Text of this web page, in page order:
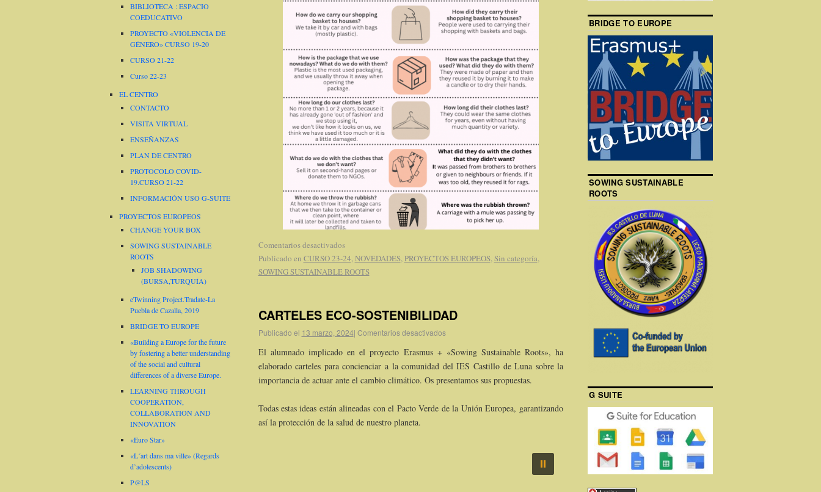
Comentarios desactivados
Publicado en CURSO 23-24,NOVEDADES, PROYECTOS EUROPEOS,Sin categoría,
SOWING SUSTAINABLE ROOTS
CARTELES ECO-SOSTENIBILIDAD
Publicado el 13 marzo, 2024| Comentarios desactivados
El alumnado implicado en el proyecto Erasmus + «Sowing Sustainable Roots», ha
elaborado carteles para concienciar a la comunidad del IES Castillo de Luna sobre la
importancia de actuar ante el cambio climático. Os presentamos sus propuestas.
Todas estas ideas están alineadas con el Pacto Verde de la Unión Europea, garantizando
así la protección de la salud de nuestro planeta.
BIBLIOTECA : ESPACIO
COEDUCATIVO
PROYECTO «VIOLENCIA DE
GÉNERO» CURSO 19-20
CURSO 21-22
Curso 22-23
EL CENTRO
CONTACTO
VISITA VIRTUAL
ENSEÑANZAS
PLAN DE CENTRO
PROTOCOLO COVID-
19.CURSO 21-22
INFORMACIÓN USO G-SUITE
PROYECTOS EUROPEOS
CHANGE YOUR BOX
SOWING SUSTAINABLE
ROOTS
JOB SHADOWING
(BURSA,TURQUÍA)
eTwinning Project.Tradate-La
Puebla de Cazalla, 2019
BRIDGE TO EUROPE
«Building a Europe for the future
by fostering a better understanding
of the social and cultural
differences of a diverse Europe.
LEARNING THROUGH
COOPERATION,
COLLABORATION AND
INNOVATION
«Euro Star»
«L´art dans ma ville» (Regards
d’adolescents)
P@LS
BRIDGE TO EUROPE
SOWING SUSTAINABLE
ROOTS
G SUITE